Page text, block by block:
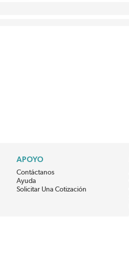
APOYO
Contáctanos
Ayuda
Solicitar Una Cotización